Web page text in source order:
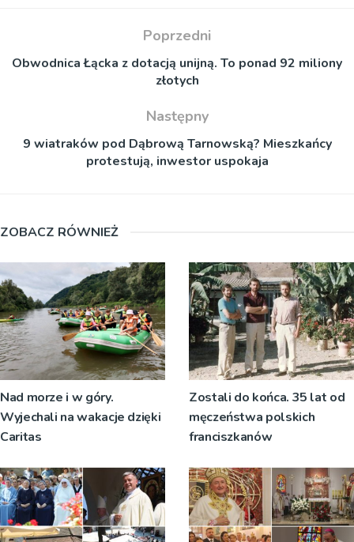
Poprzedni
Obwodnica Łącka z dotacją unijną. To ponad 92 miliony
złotych
Następny
9 wiatraków pod Dąbrową Tarnowską? Mieszkańcy
protestują, inwestor uspokaja
ZOBACZ RÓWNIEŻ
Nad morze i w góry.
Wyjechali na wakacje dzięki
Caritas
Zostali do końca. 35 lat od
męczeństwa polskich
franciszkanów